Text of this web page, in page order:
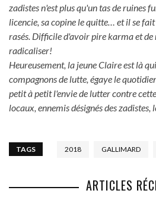
zadistes n'est plus qu'un tas de ruines
licencie, sa copine le quitte… et il se
rasés. Difficile d'avoir pire karma et de
radicaliser!
Heureusement, la jeune Claire est là
compagnons de lutte, égaye le
petit à petit l'envie de lutter contre
locaux, ennemis désignés des zadistes,
TAGS 2018 GALLIMARD
ARTICLES